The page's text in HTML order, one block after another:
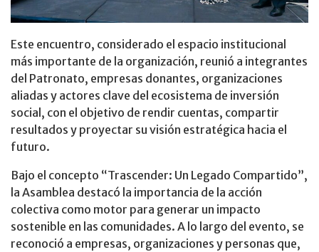
Este encuentro, considerado el espacio institucional
más importante de la organización, reunió a integrantes
del Patronato, empresas donantes, organizaciones
aliadas y actores clave del ecosistema de inversión
social, con el objetivo de rendir cuentas, compartir
resultados y proyectar su visión estratégica hacia el
futuro.
Bajo el concepto “Trascender: Un Legado Compartido”,
la Asamblea destacó la importancia de la acción
colectiva como motor para generar un impacto
sostenible en las comunidades. A lo largo del evento, se
reconoció a empresas, organizaciones y personas que,